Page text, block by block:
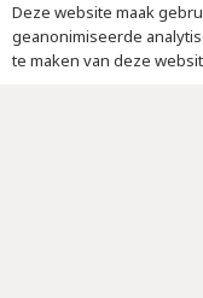
Deze website maak
geanonimiseerde
te maken van deze